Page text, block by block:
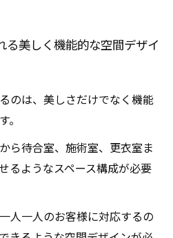
る美しく機能的な空間デザイ
のは、美しさだけでなく機能
ら待合室、施術室、更衣室ま
るようなスペース構成が必要
人一人のお客様に対応するの